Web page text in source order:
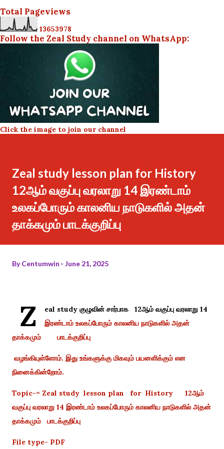
Total Pageviews
13653978
Follow the Zeal Study channel on WhatsApp:
Click the image to join our channel
Zeal study lesson plan for History
12ஆம் வகுப்பு வரலாறு 14 இரண்டாம்
உலகப்போரும் காலனிய நாடுகளில் அதன்
தாக்கமும் பாடக்குறிப்பு
ByCentumwin June 21, 2025
Z
eal study குழுவின் சார்பாக 12ஆம் வகுப்பு வரலாறு 14
இரண்டாம் உலகப்போரும் காலனிய நாடுகளில் அதன்
தாக்கமும் பாடக்குறிப்பு
வழங்கியுள்ளோம். இது உங்களுக்கு மிகவும் பயனளிக்கும் என
நினைக்கின்றோம்.
Topic-= Zeal study lesson plan for History 12ஆம்
வகுப்பு வரலாறு 14 இரண்டாம் உலகப்போரும் காலனிய நாடுகளில் அதன்
தாக்கமும் பாடக்குறிப்பு
File type- PDF